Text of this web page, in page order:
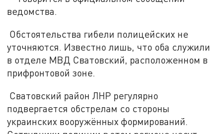
ведомства.
Обстоятельства гибели полицейских не
уточняются. Известно лишь, что оба служили
в отделе МВД Сватовский, расположенном в
прифронтовой зоне.
Сватовский район ЛНР регулярно
подвергается обстрелам со стороны
украинских вооружённых формирований.